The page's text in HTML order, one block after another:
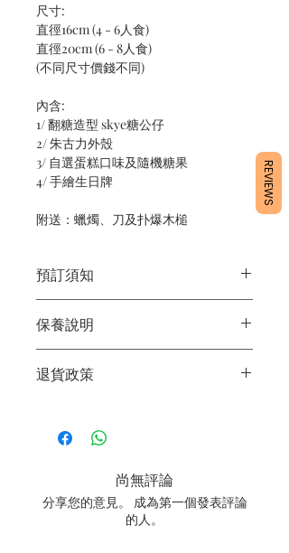
尺寸:
直徑16cm (4 - 6人食)
直徑20cm (6 - 8人食)
(不同尺寸價錢不同)
內含:
1/ 翻糖造型 skye糖公仔
2/ 朱古力外殼
3/ 自選蛋糕口味及隨機糖果
4/ 手繪生日牌
附送：蠟燭、刀及扑爆木槌
預訂須知
定日期取貨請提早10 - 14天前落單🤗
2/ 下單後24小時內會有專人電郵確認訂
單
3/ 取貨時需要出示確認訊息 或 訂單編
店】
6/ 送貨訂單：本店只提供營業時間內送
貨。運費請參考
常見問題。
7/ 營業時間：請參考本網站
保養說明
2/ 運送時避免大力搖晃
退貨政策
作，不設退換。
尚無評論
分享您的意見。 成為第一個發表評論
的人。
REVIEWS